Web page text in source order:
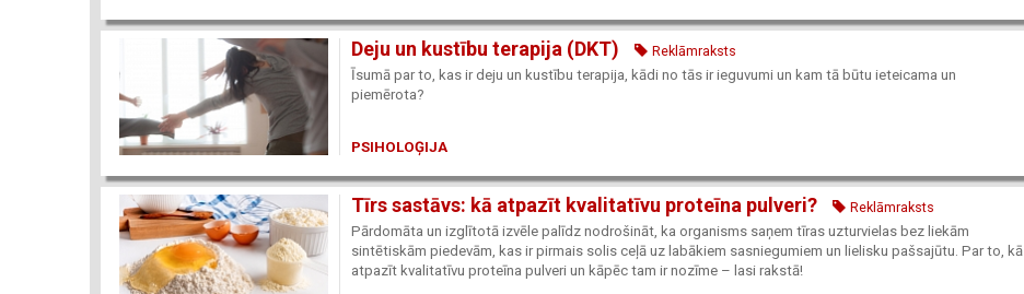
Deju un kustību terapija (DKT)
Reklāmraksts
Īsumā par to, kas ir deju un kustību terapija, kādi no tās ir ieguvumi un kam tā būtu ieteicama un
piemērota?
PSIHOLOĢIJA
Tīrs sastāvs: kā atpazīt kvalitatīvu proteīna pulveri?
Reklāmraksts
Pārdomāta un izglītotā izvēle palīdz nodrošināt, ka organisms saņem tīras uzturvielas bez liekām
sintētiskām piedevām, kas ir pirmais solis ceļā uz labākiem sasniegumiem un lielisku pašsajūtu. Par to, kā
atpazīt kvalitatīvu proteīna pulveri un kāpēc tam ir nozīme – lasi rakstā!